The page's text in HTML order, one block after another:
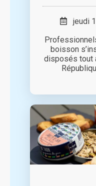
jeudi
boisson
disposés tout